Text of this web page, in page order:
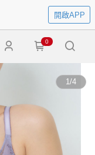
開啟APP
0
1/4